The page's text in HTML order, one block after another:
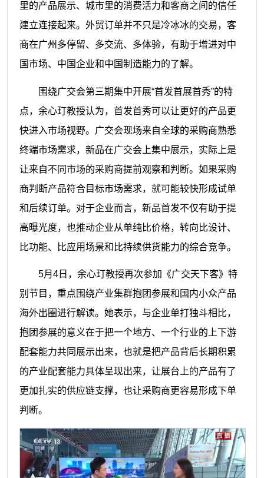
里的产品展示、城市里的消费活力和客商之间的信任
建立连接起来。外贸订单并不只是冷冰冰的交易，客
商在广州多停留、多交流、多体验，有助于增进对中
国市场、中国企业和中国制造能力的了解。
围绕广交会第三期集中开展“首发首展首秀”的特
点，余心玎教授认为，首发首秀可以让更好的产品更
快进入市场视野。广交会现场来自全球的采购商熟悉
终端市场需求，新品在广交会上集中展示，实际上是
让来自不同市场的采购商提前观察和判断。如果采购
商判断产品符合目标市场需求，就可能较快形成试单
和后续订单。对于企业而言，新品首发不仅有助于提
高曝光度，也推动企业从单纯比价格，转向比设计、
比功能、比应用场景和比持续供货能力的综合竞争。
5月4日，余心玎教授再次参加《广交天下客》特
别节目，重点围绕产业集群抱团参展和国内小众产品
海外出圈进行解读。她表示，与企业单打独斗相比，
抱团参展的意义在于把一个地方、一个行业的上下游
配套能力共同展示出来，也就是把产品背后长期积累
的产业配套能力具体呈现出来，让展台上的产品有了
更加扎实的供应链支撑，也让采购商更容易形成下单
判断。